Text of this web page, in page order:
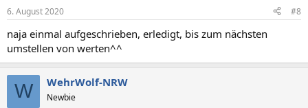
6. August 2020 #8
naja einmal aufgeschrieben, erledigt, bis zum nächsten
umstellen von werten^^
W WehrWolf-NRW
Newbie